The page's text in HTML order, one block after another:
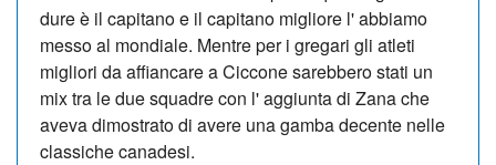
dure è il capitano e il capitano migliore l' abbiamo
messo al mondiale. Mentre per i gregari gli atleti
migliori da affiancare a Ciccone sarebbero stati un
mix tra le due squadre con l' aggiunta di Zana che
aveva dimostrato di avere una gamba decente nelle
classiche canadesi.